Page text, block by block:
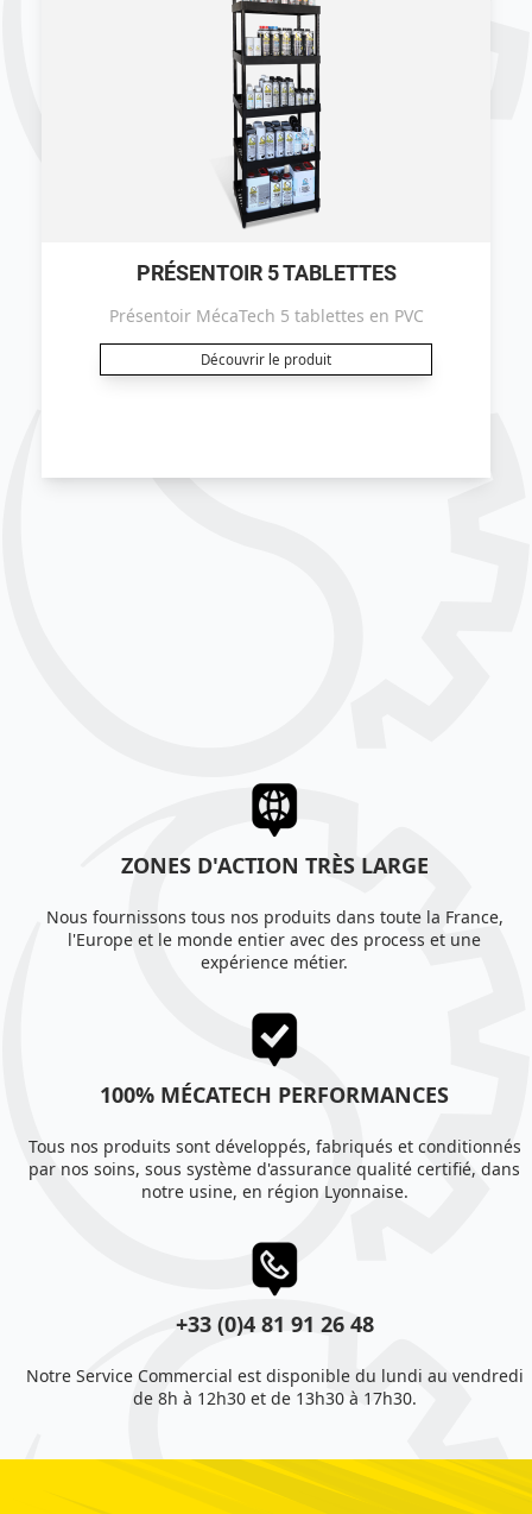
PRÉSENTOIR 5 TABLETTES
Présentoir MécaTech 5 tablettes en PVC
Découvrir le produit
ZONES D'ACTION TRÈS LARGE
Nous fournissons tous nos produits dans toute la France,
l'Europe et le monde entier avec des process et une
expérience métier.
100% MÉCATECH PERFORMANCES
Tous nos produits sont développés, fabriqués et conditionnés
par nos soins, sous système d'assurance qualité certifié, dans
notre usine, en région Lyonnaise.
+33 (0)4 81 91 26 48
Notre Service Commercial est disponible du lundi au vendredi
de 8h à 12h30 et de 13h30 à 17h30.